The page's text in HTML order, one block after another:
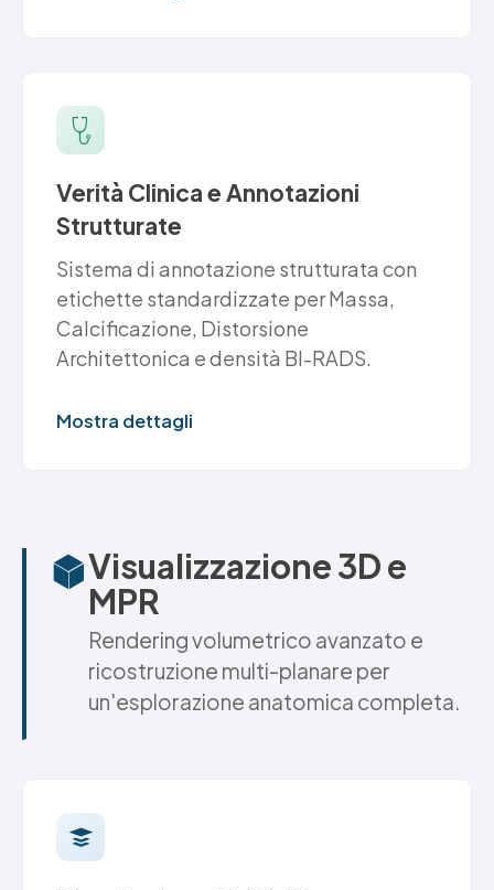
Verità Clinica e Annotazioni
Strutturate
Sistema di annotazione strutturata con
etichette standardizzate per Massa,
Calcificazione, Distorsione
Architettonica e densità BI-RADS.
Mostra dettagli
Visualizzazione 3D e
MPR
Rendering volumetrico avanzato e
ricostruzione multi-planare per
un'esplorazione anatomica completa.